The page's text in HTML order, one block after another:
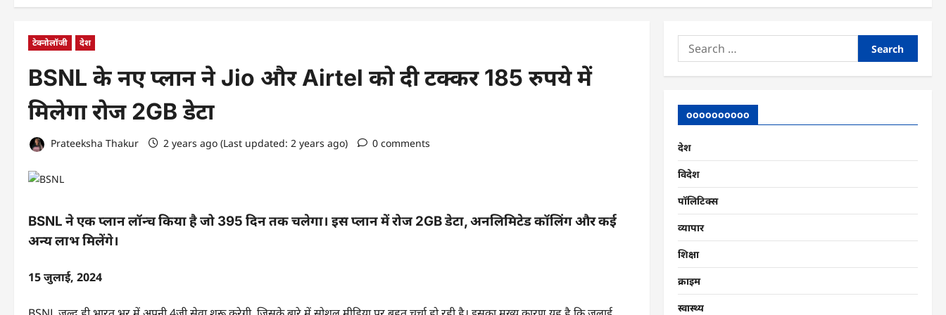
टेक्नोलॉजी देश
BSNL के नए प्लान ने Jio और Airtel को दी टक्कर 185 रुपये में
मिलेगा रोज 2GB डेटा
Prateeksha Thakur 2 years ago (Last updated: 2 years ago) 0 comments
BSNL ने एक प्लान लॉन्च किया है जो 395 दिन तक चलेगा। इस प्लान में रोज 2GB डेटा, अनलिमिटेड कॉलिंग और कई
अन्य लाभ मिलेंगे।
15 जुलाई, 2024
Search
for:
oooooooooo
देश
विदेश
पॉलिटिक्स
व्यापार
शिक्षा
क्राइम
स्वास्थ्य